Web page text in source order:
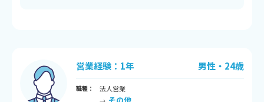
営業経験：1年 男性・24歳
職種： 法人営業